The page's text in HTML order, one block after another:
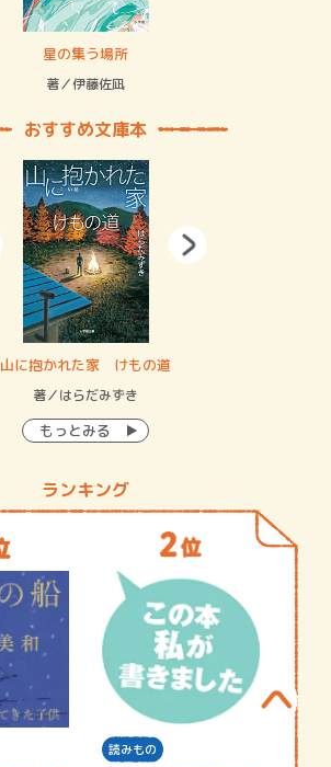
星の集う場所
著／伊藤佐凪
おすすめ文庫本
山に抱かれた家 けもの道
著／はらだみずき
もっとみる
ランキング
読みもの